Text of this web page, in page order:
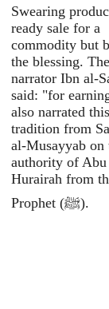
Swearing
ready sale for a
commodity but
the blessing. The
narrator Ibn al-
said: "for
also narrated this
tradition from
al-Musayyab on
authority of Abu
Hurairah from
Prophet (ﷺ).